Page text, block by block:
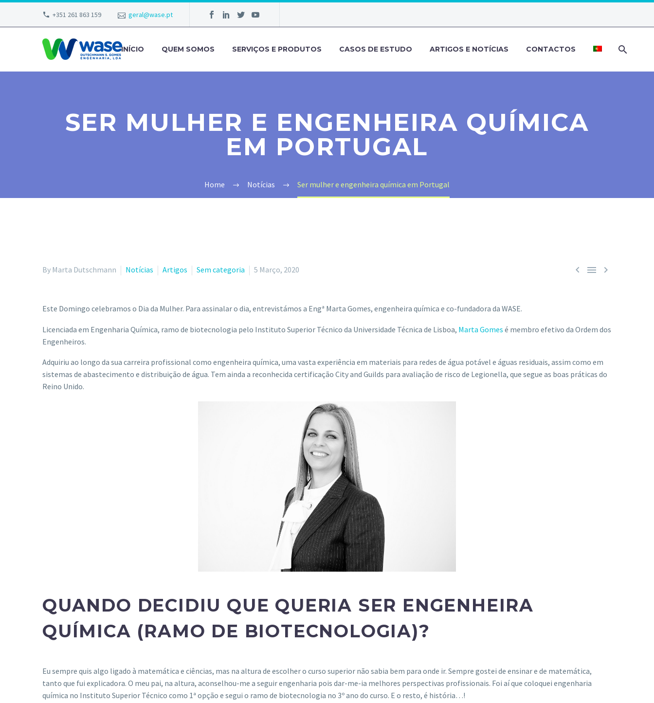
+351 261 863 159 geral@wase.pt
INÍCIO QUEM SOMOS SERVIÇOS E PRODUTOS CASOS DE ESTUDO ARTIGOS E NOTÍCIAS CONTACTOS
SER MULHER E ENGENHEIRA QUÍMICA
EM PORTUGAL
Home Notícias Ser mulher e engenheira química em Portugal
  
By Marta Dutschmann Notícias Artigos Sem categoria 5 Março, 2020
Este Domingo celebramos o Dia da Mulher. Para assinalar o dia, entrevistámos a Engª Marta Gomes, engenheira química e co-fundadora da WASE.
Licenciada em Engenharia Química, ramo de biotecnologia pelo Instituto Superior Técnico da Universidade Técnica de Lisboa, Marta Gomes é membro efetivo da Ordem dos
Engenheiros.
Adquiriu ao longo da sua carreira profissional como engenheira química, uma vasta experiência em materiais para redes de água potável e águas residuais, assim como em
sistemas de abastecimento e distribuição de água. Tem ainda a reconhecida certificação City and Guilds para avaliação de risco de Legionella, que segue as boas práticas do
Reino Unido.
QUANDO DECIDIU QUE QUERIA SER ENGENHEIRA
QUÍMICA (RAMO DE BIOTECNOLOGIA)?
Eu sempre quis algo ligado à matemática e ciências, mas na altura de escolher o curso superior não sabia bem para onde ir. Sempre gostei de ensinar e de matemática,
tanto que fui explicadora. O meu pai, na altura, aconselhou-me a seguir engenharia pois dar-me-ia melhores perspectivas profissionais. Foi aí que coloquei engenharia
química no Instituto Superior Técnico como 1ª opção e segui o ramo de biotecnologia no 3º ano do curso. E o resto, é história…!